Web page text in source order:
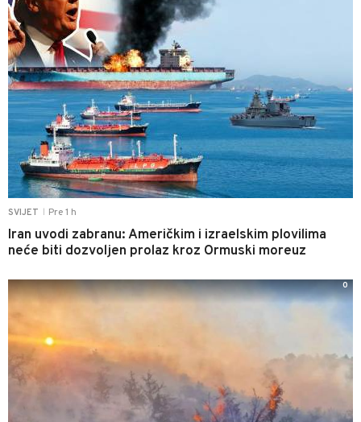
SVIJET Pre 1 h
Iran uvodi zabranu: Američkim i izraelskim plovilima
neće biti dozvoljen prolaz kroz Ormuski moreuz
0